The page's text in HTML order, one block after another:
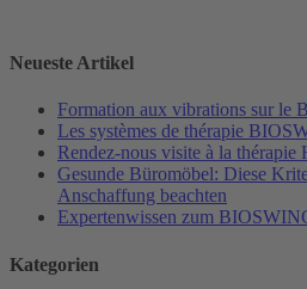
Neueste Artikel
Formation aux vibrations sur le
Les systèmes de thérapie
Rendez-nous visite à la thérapie
Gesunde Büromöbel: Diese
Anschaffung beachten
Expertenwissen zum
Kategorien